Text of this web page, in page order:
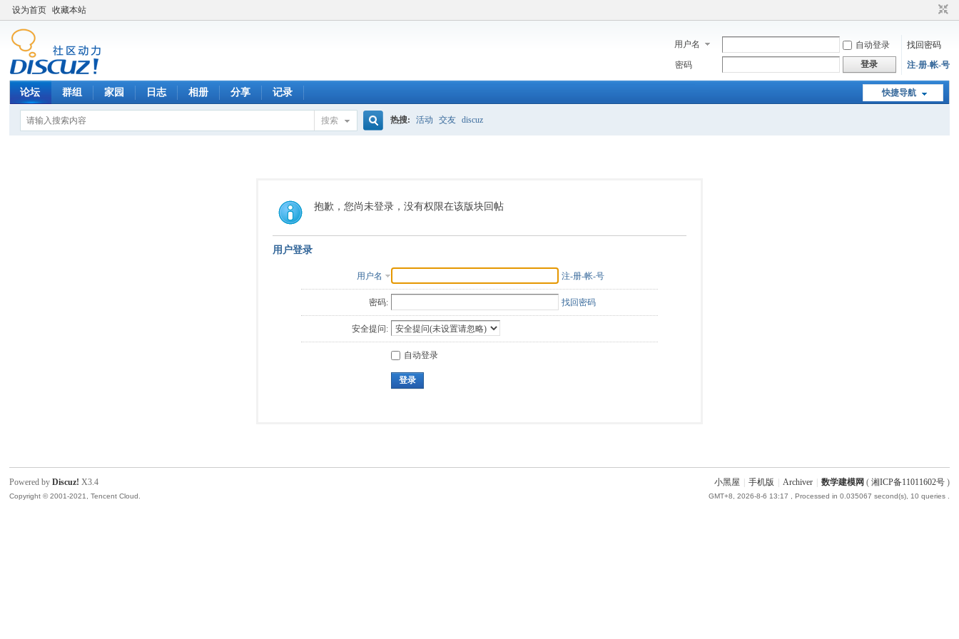
设为首页 收藏本站
用户名 自动登录
找回密码
密码
登录 注-册-帐-号
快捷导航
论坛 群组 家园 日志 相册 分享 记录
搜索
索
热搜: 活动 交友 discuz
抱歉，您尚未登录，没有权限在该版块回帖
用户登录
用户名 注-册-帐-号
密码: 找回密码
安全提问:
自动登录
登录
小黑屋 手机版 Archiver 数学建模网 ( 湘ICP备11011602号)
GMT+8, 2026-8-6 13:17 , Processed in 0.035067 second(s), 10 queries .
Powered byDiscuz! X3.4
Copyright © 2001-2021, Tencent Cloud.